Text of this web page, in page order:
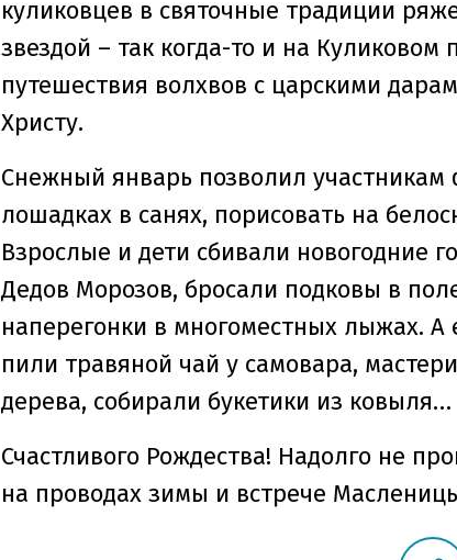
куликовцев в святочные традиции
звездой – так когда-то и на
путешествия волхвов с царскими
Христу.
Снежный январь позволил участникам
лошадках в санях, порисовать на
Взрослые и дети сбивали новогодние
Дедов Морозов, бросали подковы в
наперегонки в многоместных лыжах.
пили травяной чай у самовара,
дерева, собирали букетики из ковыля…
Счастливого Рождества! Надолго не
на проводах зимы и встрече